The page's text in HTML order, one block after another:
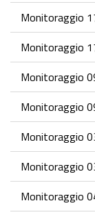
Monitoraggio
Monitoraggio
Monitoraggio
Monitoraggio
Monitoraggio
Monitoraggio
Monitoraggio